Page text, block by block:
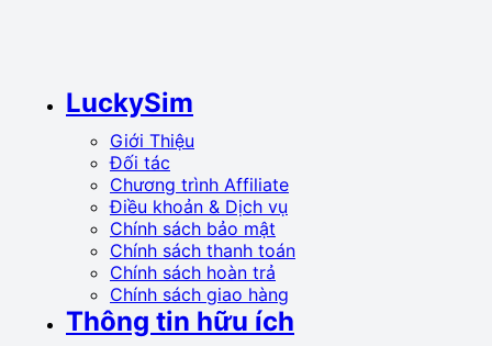
LuckySim
Giới Thiệu
Đối tác
Chương trình Affiliate
Điều khoản & Dịch vụ
Chính sách bảo mật
Chính sách thanh toán
Chính sách hoàn trả
Chính sách giao hàng
Thông tin hữu ích